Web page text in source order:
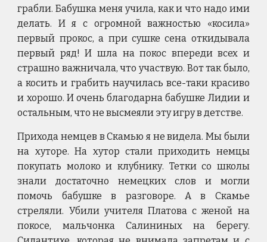
грабли. Бабушка меня учила, как и что надо ими
делать. И я с огромной важностью «косила»
первый прокос, а при сушке сена откидывала
первый ряд! И шла на покос впереди всех и
страшно важничала, что участвую. Вот так было,
а косить и грабить научилась все-таки красиво
и хорошо. И очень благодарна бабушке Лидии и
остальным, что не высмеяли эту игру в детстве.
Прихода немцев в Скамью я не видела. Мы были
на хуторе. На хутор стали приходить немцы
покупать молоко и клубнику. Тетки со школы
знали достаточно немецких слов и могли
помочь бабушке в разговоре. А в Скамье
стреляли. Убили учителя Платова с женой на
покосе, мальчонка Салининых на берегу.